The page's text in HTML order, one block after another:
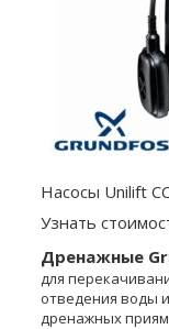
Насосы Unilift
Узнать
Дренажные
для
отведения воды
дренажных